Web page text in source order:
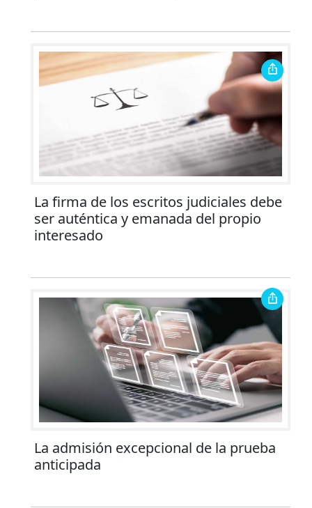
La firma de los escritos judiciales debe
ser auténtica y emanada del propio
interesado
La admisión excepcional de la prueba
anticipada